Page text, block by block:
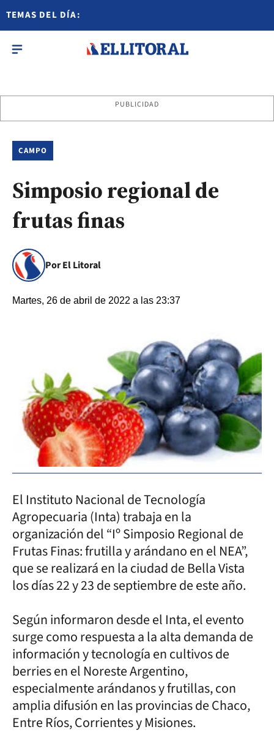
TEMAS DEL DÍA:
PUBLICIDAD
CAMPO
Simposio regional de
frutas finas
Por El Litoral
Martes, 26 de abril de 2022 a las 23:37
El Instituto Nacional de Tecnología
Agropecuaria (Inta) trabaja en la
organización del “Iº Simposio Regional de
Frutas Finas: frutilla y arándano en el NEA”,
que se realizará en la ciudad de Bella Vista
los días 22 y 23 de septiembre de este año.
Según informaron desde el Inta, el evento
surge como respuesta a la alta demanda de
información y tecnología en cultivos de
berries en el Noreste Argentino,
especialmente arándanos y frutillas, con
amplia difusión en las provincias de Chaco,
Entre Ríos, Corrientes y Misiones.